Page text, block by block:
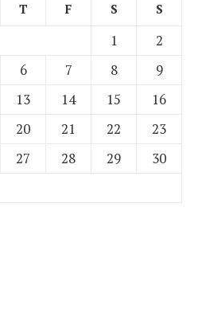
T F S S
1
2
6 7 8
9
13 14 15
16
20 21 22
23
27 28 29
30